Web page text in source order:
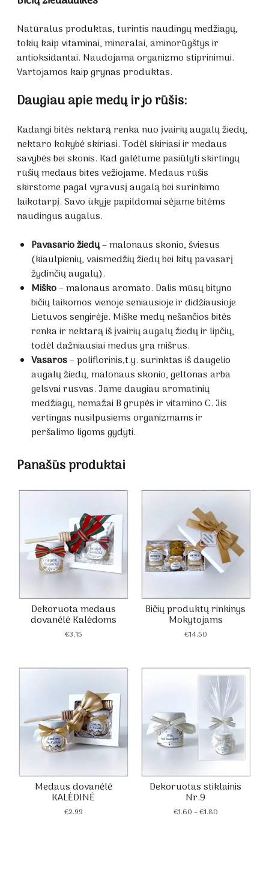
Natūralus produktas, turintis naudingų medžiagų,
tokių kaip vitaminai, mineralai, aminorūgštys ir
antioksidantai. Naudojama organizmo stiprinimui.
Vartojamos kaip grynas produktas.
Daugiau apie medų ir jo rūšis:
Kadangi bitės nektarą renka nuo įvairių augalų žiedų,
nektaro kokybė skiriasi. Todėl skiriasi ir medaus
savybės bei skonis. Kad galėtume pasiūlyti skirtingų
rūšių medaus bites vežiojame. Medaus rūšis
skirstome pagal vyravusį augalą bei surinkimo
laikotarpį. Savo ūkyje papildomai sėjame bitėms
naudingus augalus.
Pavasario žiedų– malonaus skonio, šviesus
(kiaulpienių, vaismedžių žiedų bei kitų pavasarį
žydinčių augalų).
Miško– malonaus aromato. Dalis mūsų bityno
bičių laikomos vienoje seniausioje ir didžiausioje
Lietuvos sengirėje. Miške medų nešančios bitės
renka ir nektarą iš įvairių augalų žiedų ir lipčių,
todėl dažniausiai medus yra mišrus.
Vasaros– poliflorinis,t.y. surinktas iš daugelio
augalų žiedų, malonaus skonio, geltonas arba
gelsvai rusvas. Jame daugiau aromatinių
medžiagų, nemažai B grupės ir vitamino C. Jis
vertingas nusilpusiems organizmams ir
peršalimo ligoms gydyti.
Panašūs produktai
Dekoruota medaus
dovanėlė Kalėdoms
€3.15
Bičių produktų rinkinys
Mokytojams
€14.50
Medaus dovanėlė
KALĖDINĖ
€2.99
Dekoruotas stiklainis
Nr.9
€1.60 –€1.80Price